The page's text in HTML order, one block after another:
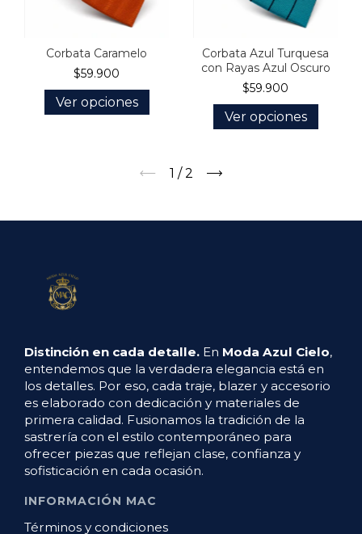
Corbata Caramelo
$59.900
Ver opciones
Corbata Azul Turquesa
con Rayas Azul Oscuro
$59.900
Ver opciones
1 / 2
Distinción en cada detalle. En Moda Azul Cielo,
entendemos que la verdadera elegancia está en
los detalles. Por eso, cada traje, blazer y accesorio
es elaborado con dedicación y materiales de
primera calidad. Fusionamos la tradición de la
sastrería con el estilo contemporáneo para
ofrecer piezas que reflejan clase, confianza y
sofisticación en cada ocasión.
INFORMACIÓN MAC
Términos y condiciones